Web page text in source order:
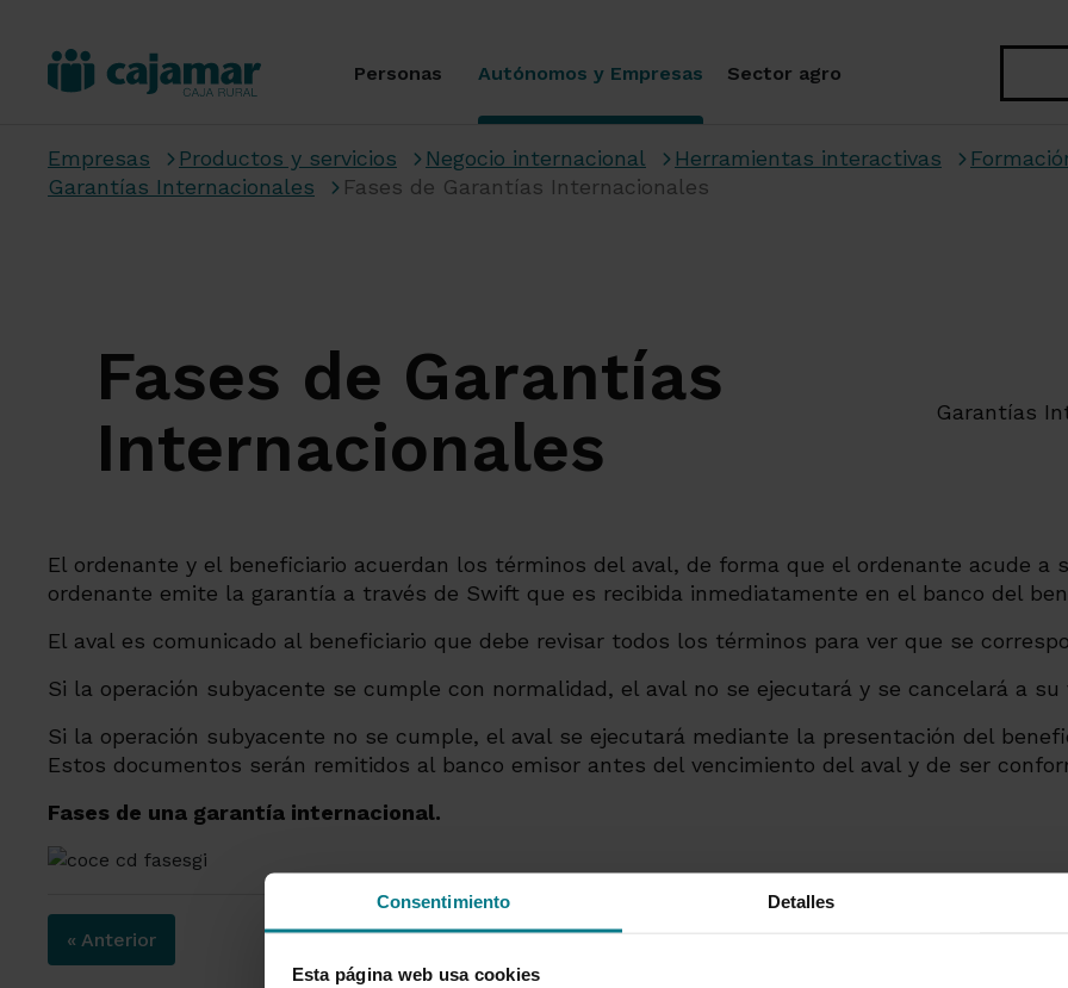
Consentimiento Detalles
Esta página web usa cookies
Personas Autónomos y Empresas Sector agro
Empresas Productos y servicios Negocio internacional Herramientas interactivas
Garantías Internacionales
Fases de Garantías Internacionales
Fases de Garantías
Internacionales
Garantías
El ordenante y el beneficiario acuerdan los términos del aval, de forma que el ordenante acude a
ordenante emite la garantía a través de Swift que es recibida inmediatamente en el banco del
El aval es comunicado al beneficiario que debe revisar todos los términos para ver que se
Si la operación subyacente se cumple con normalidad, el aval no se ejecutará y se cancelará a su
Si la operación subyacente no se cumple, el aval se ejecutará mediante la presentación del
Estos documentos serán remitidos al banco emisor antes del vencimiento del aval y de ser
Fases de una garantía internacional.
« Anterior